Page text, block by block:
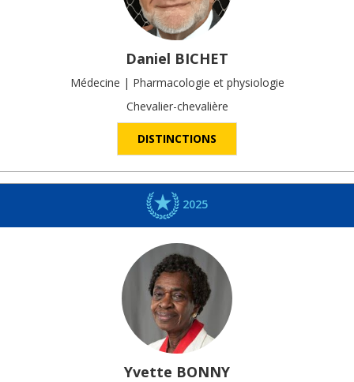
Daniel BICHET
Médecine | Pharmacologie et physiologie
Chevalier-chevalière
DISTINCTIONS
2025
Yvette BONNY